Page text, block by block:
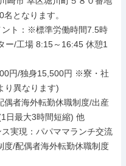
となります。
ント：※標準労働時間7.5時
ー/工場 8:15～16:45 休憩1
円/独身15,500円 ※寮・社
り異なります)
偶者海外転勤休職制度/出産
日最大3時間短縮) 他
実現：パパママランチ交流
度/配偶者海外転勤休職制度